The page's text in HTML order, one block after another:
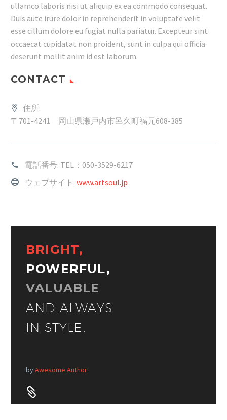
ullamco laboris nisi ut aliquip ex ea commodo consequat.
Duis aute irure dolor in reprehenderit in voluptate velit
esse cillum dolore eu fugiat nulla pariatur. Excepteur sint
occaecat cupidatat non proident, sunt in culpa qui officia
deserunt mollit anim id est laborum.
CONTACT
住所:
〒701-4241 岡山県瀬戸内市邑久町福元608-385
電話番号: TEL：050-3529-6217
ウェブサイト: www.artsoul.jp
BRIGHT,
POWERFUL,
VALUABLE
AND ALWAYS
IN STYLE.
byAwesome Author

